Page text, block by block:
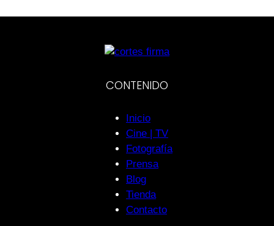
CONTENIDO
Inicio
Cine | TV
Fotografía
Prensa
Blog
Tienda
Contacto